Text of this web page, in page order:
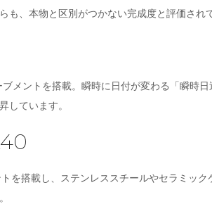
、本物と区別がつかない完成度と評価され
ントを搭載。瞬時に日付が変わる「瞬時
しています。
搭載し、ステンレススチールやセラミッ